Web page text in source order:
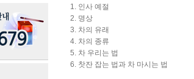
1. 인사 예절
2. 명상
3. 차의 유래
4. 차의 종류
5. 차 우리는 법
6. 찻잔 잡는 법과 차 마시는 법